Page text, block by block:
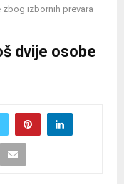
izbornih prevara
dvije osobe